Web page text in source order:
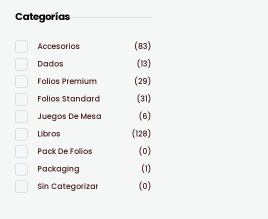
Categorías
Accesorios
(83)
Dados
(13)
Folios Premium
(29)
Folios Standard
(31)
Juegos De Mesa
(6)
Libros
(128)
Pack De Folios
(0)
Packaging
(1)
Sin Categorizar
(0)